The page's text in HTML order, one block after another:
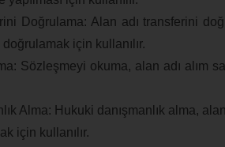
Doğrulama: Alan adı transferini
için kullanılır.
Sözleşmeyi okuma, alan adı alım
Alma: Hukuki danışmanlık alma,
için kullanılır.